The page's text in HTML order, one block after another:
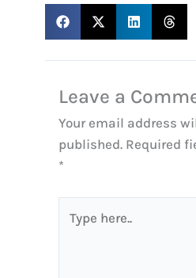
Leave a
Your email address
published. Required
*
here..